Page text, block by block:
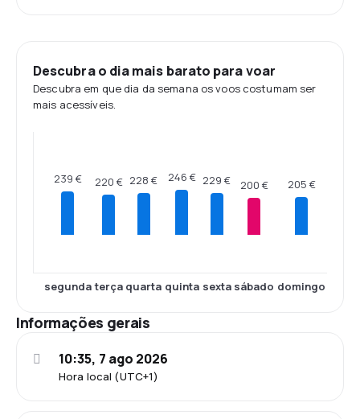
Descubra o dia mais barato para voar
Descubra em que dia da semana os voos costumam ser
mais acessíveis.
239 €
segunda
220 €
terça
228 €
quarta
246 €
quinta
229 €
sexta
200 €
sábado
205 €
domingo
Informações gerais
Hora local (UTC+1)
10:35, 7 ago 2026